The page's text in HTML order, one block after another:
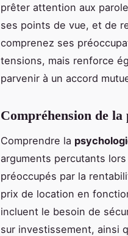
prêter attention aux
ses points de vue, et de
comprenez ses
tensions, mais renforce
parvenir à un accord
Compréhension de
Comprendre la
arguments percutants
préoccupés par la
prix de location en
incluent le besoin de
sur investissement, ainsi